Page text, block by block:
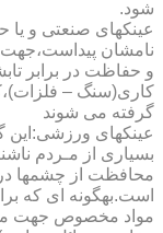
شود.
عینکهای صنعتی و یا
نامشان پیداست،جهت
و حفاظت در برابر
کاری(سنگ –
گرفته می شوند
عینکهای ورزشی:این
بسیاری از مـردم
محافظت از چشمها در
است.به­گونه ای که
مواد مخصوص جهت